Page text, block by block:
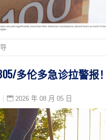
多伦多急诊拉警
2026 年 08 月 05 日